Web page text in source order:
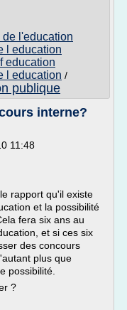
l'education
l education
education
l education /
publique
interne?
11:48
rapport qu'il existe
et la possibilité
fera six ans au
et si ces six
des concours
plus que
possibilité.
?